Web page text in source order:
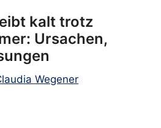
kalt trotz
Ursachen,
Wegener